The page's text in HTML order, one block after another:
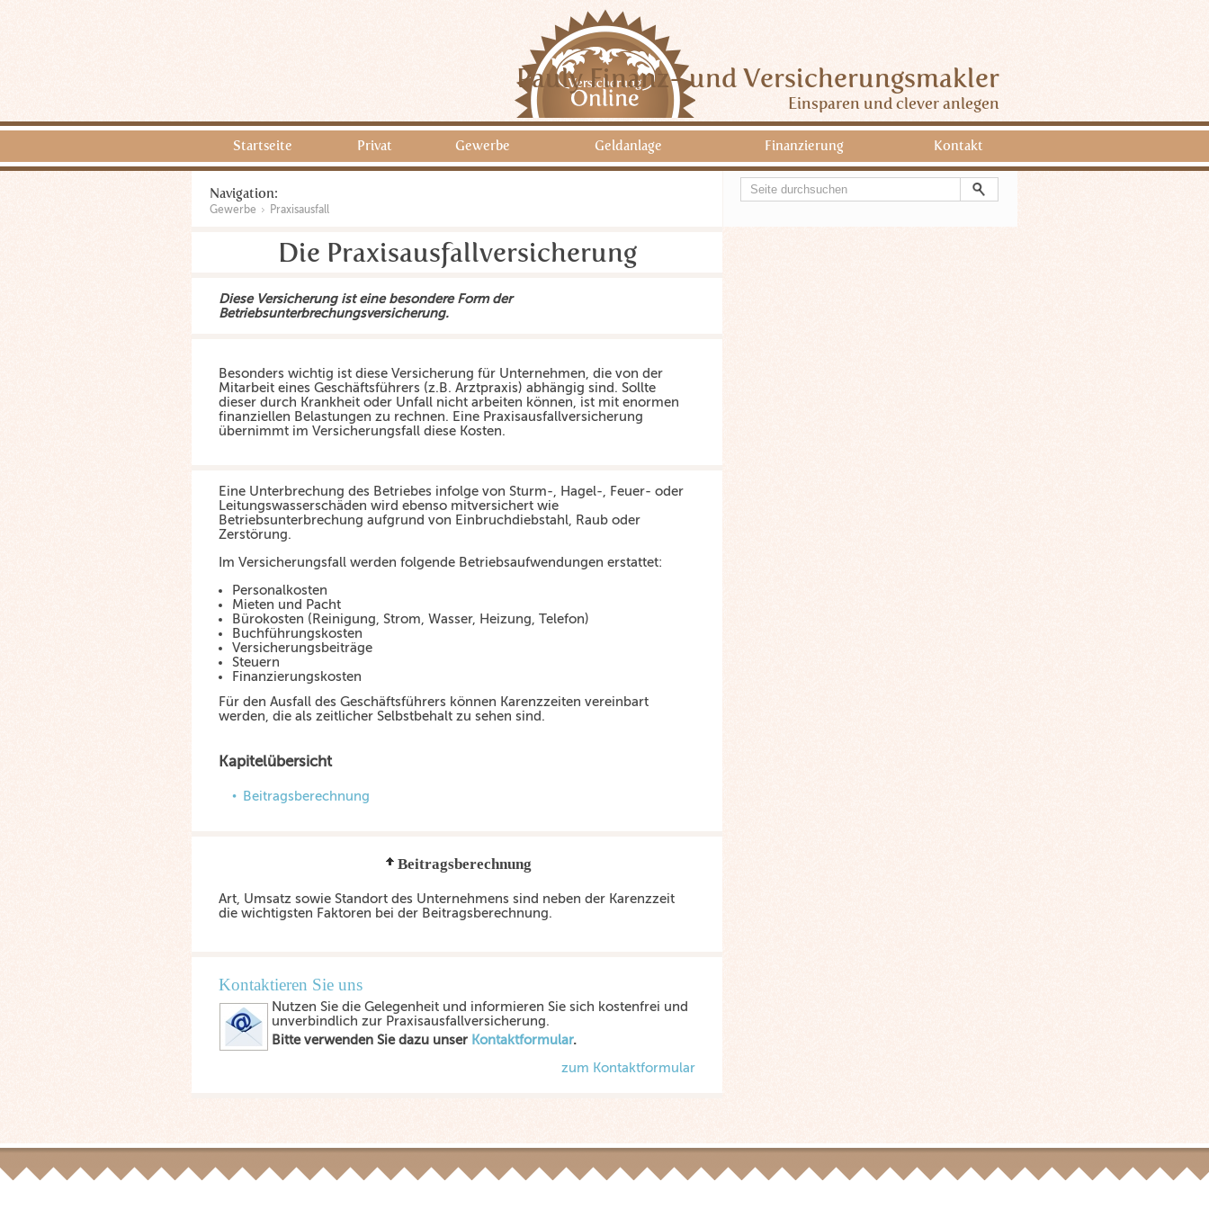
Pauly Finanz- und Versicherungsmakler
Einsparen und clever anlegen
Startseite Privat Gewerbe Geldanlage Finanzierung Kontakt
Navigation:
Gewerbe Praxisausfall
Die Praxisausfallversicherung
Diese Versicherung ist eine besondere Form der
Betriebsunterbrechungsversicherung.
Besonders wichtig ist diese Versicherung für Unternehmen, die von der
Mitarbeit eines Geschäftsführers (z.B. Arztpraxis) abhängig sind. Sollte
dieser durch Krankheit oder Unfall nicht arbeiten können, ist mit enormen
finanziellen Belastungen zu rechnen. Eine Praxisausfallversicherung
übernimmt im Versicherungsfall diese Kosten.
Eine Unterbrechung des Betriebes infolge von Sturm-, Hagel-, Feuer- oder
Leitungswasserschäden wird ebenso mitversichert wie
Betriebsunterbrechung aufgrund von Einbruchdiebstahl, Raub oder
Zerstörung.
Im Versicherungsfall werden folgende Betriebsaufwendungen erstattet:
Personalkosten
Mieten und Pacht
Bürokosten (Reinigung, Strom, Wasser, Heizung, Telefon)
Buchführungskosten
Versicherungsbeiträge
Steuern
Finanzierungskosten
Für den Ausfall des Geschäftsführers können Karenzzeiten vereinbart
werden, die als zeitlicher Selbstbehalt zu sehen sind.
Kapitelübersicht
Beitragsberechnung
Beitragsberechnung
Art, Umsatz sowie Standort des Unternehmens sind neben der Karenzzeit
die wichtigsten Faktoren bei der Beitragsberechnung.
Kontaktieren Sie uns
Nutzen Sie die Gelegenheit und informieren Sie sich kostenfrei und
unverbindlich zur Praxisausfallversicherung.
Bitte verwenden Sie dazu unser Kontaktformular.
zum Kontaktformular